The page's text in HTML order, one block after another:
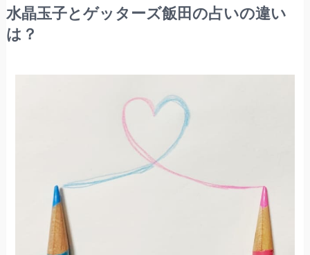
水晶玉子とゲッターズ飯田の占いの違い
は？